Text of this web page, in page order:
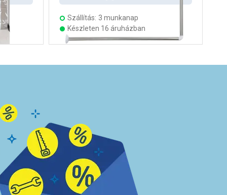
Szállítás: 3 munkanap
Készleten 16 áruházban